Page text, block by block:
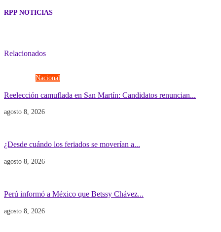
RPP NOTICIAS
Relacionados
Nacional
Reelección camuflada en San Martín: Candidatos renuncian...
agosto 8, 2026
¿Desde cuándo los feriados se moverían a...
agosto 8, 2026
Perú informó a México que Betssy Chávez...
agosto 8, 2026